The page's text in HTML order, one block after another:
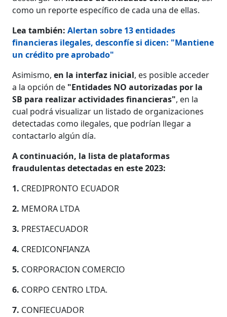
como un reporte específico de cada una de ellas.
Lea también:Alertan sobre 13 entidades
financieras ilegales, desconfíe si dicen: "Mantiene
un crédito pre aprobado"
Asimismo, en la interfaz inicial, es posible acceder
a la opción de "Entidades NO autorizadas por la
SB para realizar actividades financieras", en la
cual podrá visualizar un listado de organizaciones
detectadas como ilegales, que podrían llegar a
contactarlo algún día.
A continuación, la lista de plataformas
fraudulentas detectadas en este 2023:
1. CREDIPRONTO ECUADOR
2. MEMORA LTDA
3. PRESTAECUADOR
4. CREDICONFIANZA
5. CORPORACION COMERCIO
6. CORPO CENTRO LTDA.
7. CONFIECUADOR